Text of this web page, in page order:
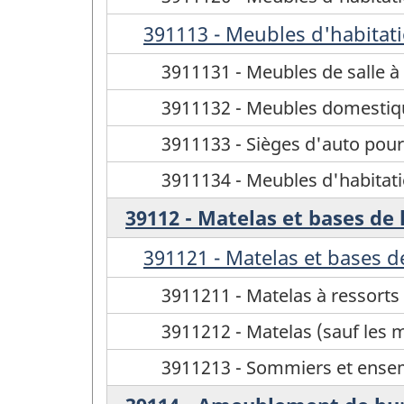
391113 - Meubles
3911131 - Meubles de salle
3911132 - Meubles
3911133 - Sièges d'auto
3911134 - Meubles
39112 - Matelas et bases
391121 - Matelas et bases
3911211 - Matelas à ressorts
3911212 - Matelas (sauf les
3911213 - Sommiers et